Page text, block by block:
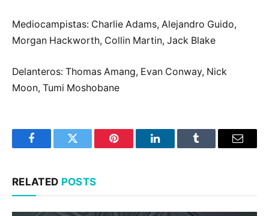
Mediocampistas: Charlie Adams, Alejandro Guido,
Morgan Hackworth, Collin Martin, Jack Blake
Delanteros: Thomas Amang, Evan Conway, Nick
Moon, Tumi Moshobane
FacebookTwitter Pinterest LinkedInTumblr Email
RELATED POSTS